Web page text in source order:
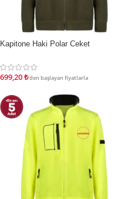
İNDIRIM
Kapitone Haki Polar Ceket
699,20₺'den başlayan fiyatlarla